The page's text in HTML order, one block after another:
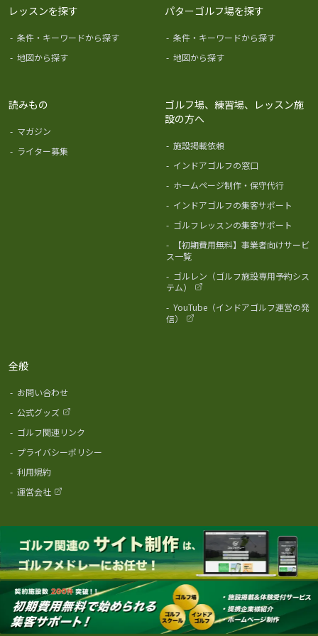
レッスンを探す
- 条件・キーワードから探す
- 地図から探す
パターゴルフ場を探す
- 条件・キーワードから探す
- 地図から探す
読みもの
- マガジン
- ライター募集
ゴルフ場、練習場、レッスン施
設の方へ
- 施設掲載依頼
- インドアゴルフの窓口
- ホームページ制作・保守代行
- インドアゴルフの集客サポート
- ゴルフレッスンの集客サポート
-
【初期費用無料】事業者向けサービ
ス一覧
- ゴルレン（ゴルフ施設専用予約シス
テム）
- YouTube（インドアゴルフ運営の発
信）
全般
- お問い合わせ
- 公式グッズ
- ゴルフ関連リンク
- プライバシーポリシー
- 利用規約
- 運営会社